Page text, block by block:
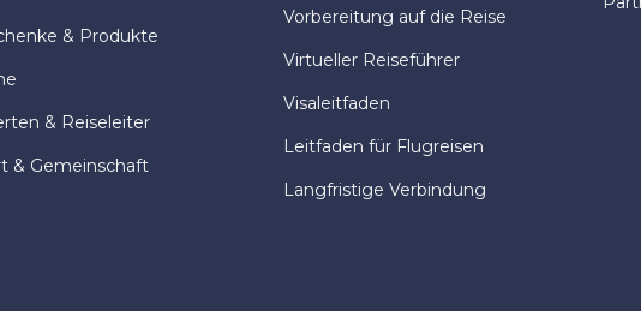
& Produkte
& Reiseleiter
& Gemeinschaft
Vorbereitung auf die Reise
Virtueller Reiseführer
Visaleitfaden
Leitfaden für Flugreisen
Langfristige Verbindung